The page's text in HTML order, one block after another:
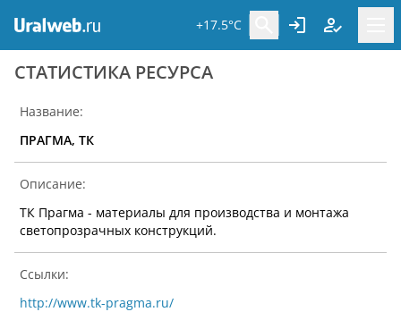
+17.5°C
CТАТИСТИКА РЕСУРСА
Название:
ПРАГМА, ТК
Описание:
ТК Прагма - материалы для производства и монтажа
светопрозрачных конструкций.
Ссылки:
http://www.tk-pragma.ru/